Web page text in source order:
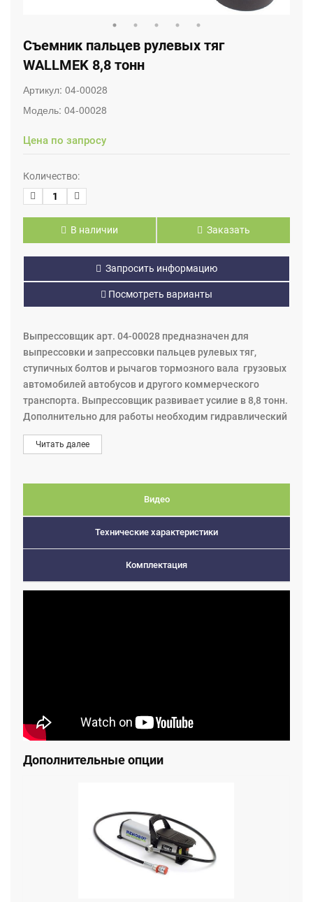
Съемник пальцев рулевых тяг
WALLMEK 8,8 тонн
Артикул: 04-00028
Модель: 04-00028
Цена по запросу
Количество:
В наличии Заказать
Запросить информацию
Посмотреть варианты
Выпрессовщик арт. 04-00028 предназначен для
выпрессовки и запрессовки пальцев рулевых тяг,
ступичных болтов и рычагов тормозного вала грузовых
автомобилей автобусов и другого коммерческого
транспорта. Выпрессовщик развивает усилие в 8,8 тонн.
Дополнительно для работы необходим гидравлический
насос с давлением до 70 МПа, с ручным, электрическим
или пневматическим приводом.
Читать далее
Видео
Технические характеристики
Комплектация
Дополнительные опции